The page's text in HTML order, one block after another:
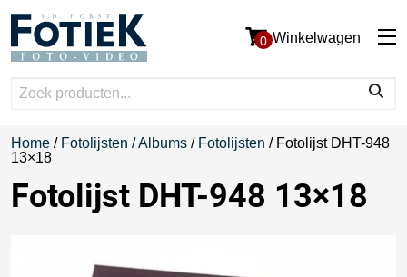
0 Winkelwagen
Home / Fotolijsten / Albums / Fotolijsten / Fotolijst DHT-948
13×18
Fotolijst DHT-948 13×18